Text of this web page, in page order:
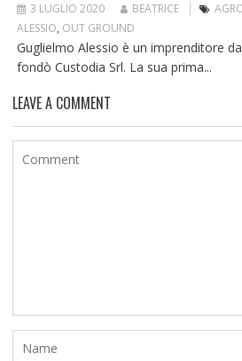
3 LUGLIO 2020 BEATRICE
ALESSIO, OUT GROUND
Guglielmo Alessio è un imprenditore
fondò Custodia Srl. La sua prima...
LEAVE A COMMENT